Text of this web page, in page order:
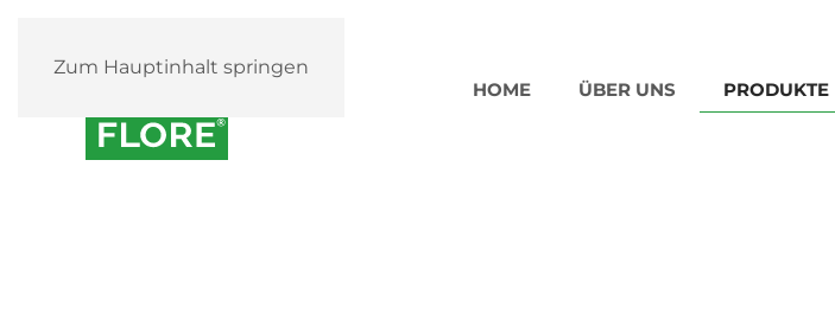
Zum Hauptinhalt springen
HOME
ÜBER UNS PRODUKTE